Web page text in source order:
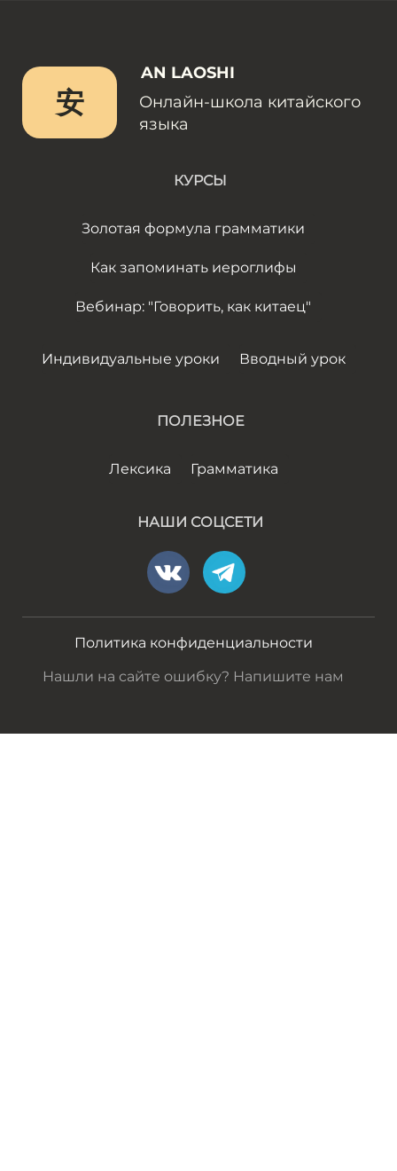
安
AN LAOSHI
Онлайн-школа китайского
языка
КУРСЫ
Золотая формула грамматики
Как запоминать иероглифы
Вебинар: "Говорить, как китаец"
Индивидуальные уроки Вводный урок
ПОЛЕЗНОЕ
Лексика Грамматика
НАШИ СОЦСЕТИ
Политика конфиденциальности
Нашли на сайте ошибку? Напишите нам